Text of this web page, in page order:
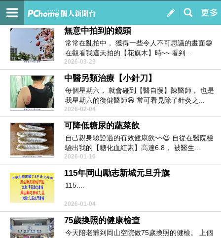
我的
訂閱
巾幗談天說地
無意中拍到的鏡頭
常常在亂拍中， 獲得一些令人不可思議的畫面😄
在觀看我這天拍的【花旗木】時~~ 看到...
2026-03-29
中醫另類治療【小針刀】
每個星期六， 就會碰到【醫自慢】陳醫師， 也是
我星期六的復健醫師😆 常可看見除了針灸之...
2026-02-04
可降低糖尿的蔬菜飲
自己親身驗證過的有效健康飲~~😆 自從在醫院檢
驗出我的【糖化血紅素】高達6.8， 被醫生...
2026-01-16
115年岡山勵志新城元旦升旗
115....
2026-01-04
75歲換照的健康檢查
今天陪老爺到岡山空院做75歲換照的健檢。 上個